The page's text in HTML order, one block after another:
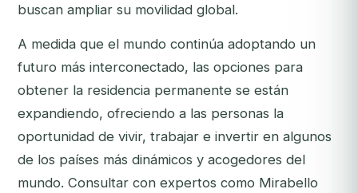
buscan ampliar su movilidad global.
A medida que el mundo continúa adoptando un
futuro más interconectado, las opciones para
obtener la residencia permanente se están
expandiendo, ofreciendo a las personas la
oportunidad de vivir, trabajar e invertir en algunos
de los países más dinámicos y acogedores del
mundo. Consultar con expertos como Mirabello